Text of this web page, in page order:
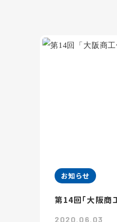
お知らせ
第14回「大阪商
2020.06.03